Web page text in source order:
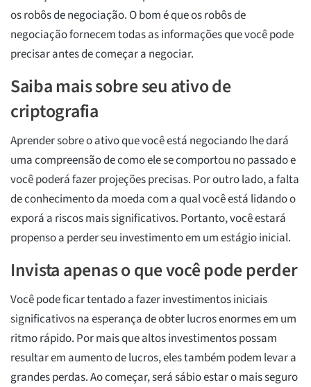
os robôs de negociação. O bom é que os robôs de
negociação fornecem todas as informações que você pode
precisar antes de começar a negociar.
Saiba mais sobre seu ativo de
criptografia
Aprender sobre o ativo que você está negociando lhe dará
uma compreensão de como ele se comportou no passado e
você poderá fazer projeções precisas. Por outro lado, a falta
de conhecimento da moeda com a qual você está lidando o
exporá a riscos mais significativos. Portanto, você estará
propenso a perder seu investimento em um estágio inicial.
Invista apenas o que você pode perder
Você pode ficar tentado a fazer investimentos iniciais
significativos na esperança de obter lucros enormes em um
ritmo rápido. Por mais que altos investimentos possam
resultar em aumento de lucros, eles também podem levar a
grandes perdas. Ao começar, será sábio estar o mais seguro